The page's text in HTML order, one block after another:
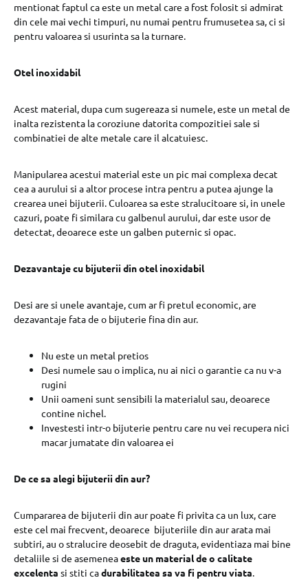
mentionat faptul ca este un metal care a fost folosit si admirat
din cele mai vechi timpuri, nu numai pentru frumusetea sa, ci si
pentru valoarea si usurinta sa la turnare.
Otel inoxidabil
Acest material, dupa cum sugereaza si numele, este un metal de
inalta rezistenta la coroziune datorita compozitiei sale si
combinatiei de alte metale care il alcatuiesc.
Manipularea acestui material este un pic mai complexa decat
cea a aurului si a altor procese intra pentru a putea ajunge la
crearea unei bijuterii. Culoarea sa este stralucitoare si, in unele
cazuri, poate fi similara cu galbenul aurului, dar este usor de
detectat, deoarece este un galben puternic si opac.
Dezavantaje cu bijuterii din otel inoxidabil
Desi are si unele avantaje, cum ar fi pretul economic, are
dezavantaje fata de o bijuterie fina din aur.
Nu este un metal pretios
Desi numele sau o implica, nu ai nici o garantie ca nu v-a
rugini
Unii oameni sunt sensibili la materialul sau, deoarece
contine nichel.
Investesti intr-o bijuterie pentru care nu vei recupera nici
macar jumatate din valoarea ei
De ce sa alegi bijuterii din aur?
Cumpararea de bijuterii din aur poate fi privita ca un lux, care
este cel mai frecvent, deoarece bijuteriile din aur arata mai
subtiri, au o stralucire deosebit de draguta, evidentiaza mai bine
detaliile si de asemeneaeste un material de o calitate
excelenta si stiti cadurabilitatea sa va fi pentru viata.